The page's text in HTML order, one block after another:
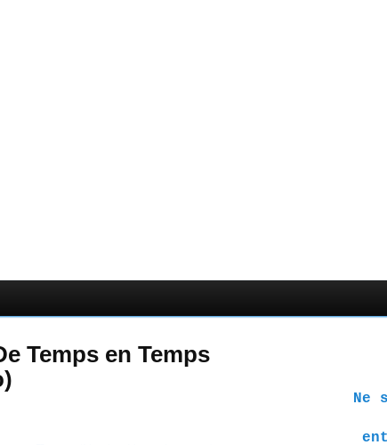
Temps en Temps
Ne